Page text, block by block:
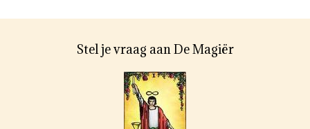
Stel je vraag aan De Magiër